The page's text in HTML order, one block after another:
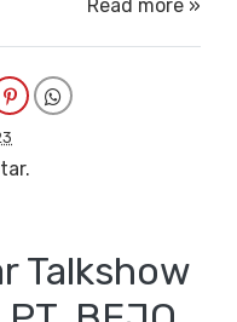
Read more »
Talkshow